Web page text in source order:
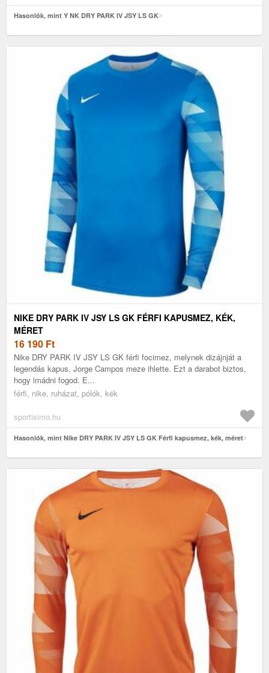
Hasonlók, mint Y NK DRY PARK IV JSY LS GK
NIKE DRY PARK IV JSY LS GK FÉRFI KAPUSMEZ, KÉK,
MÉRET
16 190 Ft
Nike DRY PARK IV JSY LS GK férfi focimez, melynek dizájnját a
legendás kapus, Jorge Campos meze ihlette. Ezt a darabot biztos,
hogy imádni fogod. E...
férfi, nike, ruházat, pólók, kék
sportisimo.hu
Hasonlók, mint Nike DRY PARK IV JSY LS GK Férfi kapusmez, kék, méret